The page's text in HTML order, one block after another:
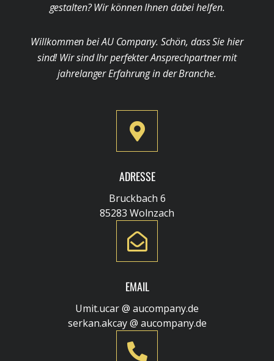
gestalten? Wir können Ihnen dabei helfen.
Willkommen bei AU Company. Schön, dass Sie hier
sind! Wir sind Ihr perfekter Ansprechpartner mit
jahrelanger Erfahrung in der Branche.
ADRESSE
Bruckbach 6
85283 Wolnzach
EMAIL
Umit.ucar @ aucompany.de
serkan.akcay @ aucompany.de